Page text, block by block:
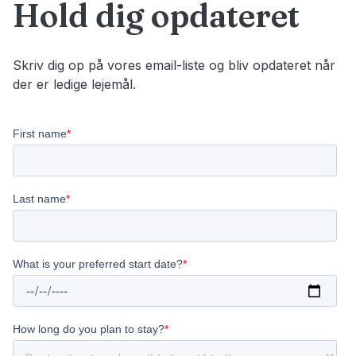
Hold dig opdateret
Skriv dig op på vores email-liste og bliv opdateret når
der er ledige lejemål.